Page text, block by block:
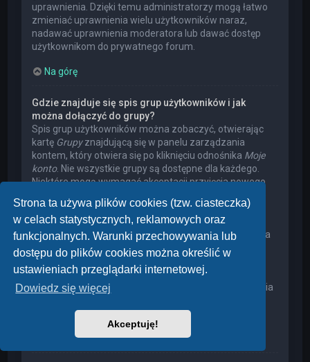
Strona ta używa plików cookies (tzw. ciasteczka)
w celach statystycznych, reklamowych oraz
funkcjonalnych. Warunki przechowywania lub
dostępu do plików cookies można określić w
ustawieniach przeglądarki internetowej.
Dowiedz się więcej
Akceptuję!
uprawnienia. Dzięki temu administratorzy mogą łatwo
zmieniać uprawnienia wielu użytkowników naraz,
nadawać uprawnienia moderatora lub dawać dostęp
użytkownikom do prywatnego forum.
Na górę
Gdzie znajduje się spis grup użytkowników i jak
można dołączyć do grupy?
Spis grup użytkowników można zobaczyć, otwierając
kartę Grupyznajdującą się w panelu zarządzania
kontem, który otwiera się po kliknięciu odnośnika Moje
konto. Nie wszystkie grupy są dostępne dla każdego.
Niektóre mogą wymagać akceptacji przyjęcia nowego
mogą mieć ukrytych członków. Użytkownik może
poprosić o przyjęcie do danej grupy, naciskając
odpowiedni przycisk. Prośba o przyjęcie do grupy, która
wymaga akceptacji przyjęcia nowego członka, musi
zostać zaakceptowana przez lidera grupy. Może on
poprosić użytkownika o podanie wyjaśnień, dlaczego
chce on dołączyć do tej grupy. W przypadku otrzymania
pytaniami – widocznie miał on swoje powody.
Na górę